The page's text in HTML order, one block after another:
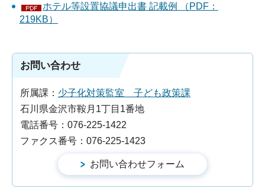
ホテル等設置協議申出書 記載例 （PDF：
219KB）
お問い合わせ
所属課： 少子化対策監室 子ども政策課
石川県金沢市鞍月1丁目1番地
電話番号：076-225-1422
ファクス番号：076-225-1423